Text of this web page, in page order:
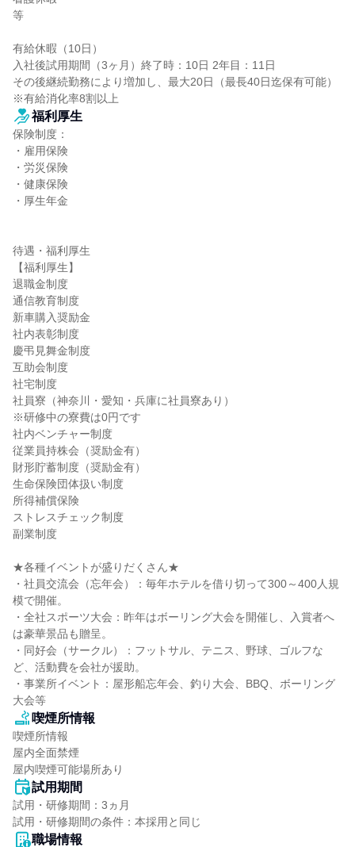
等
有給休暇（10日）
入社後試用期間（3ヶ月）終了時：10日 2年目：11日
その後継続勤務により増加し、最大20日（最長40日迄保有可能）
※有給消化率8割以上
福利厚生
保険制度：
・雇用保険
・労災保険
・健康保険
・厚生年金
待遇・福利厚生
【福利厚生】
退職金制度
通信教育制度
新車購入奨励金
社内表彰制度
慶弔見舞金制度
互助会制度
社宅制度
社員寮（神奈川・愛知・兵庫に社員寮あり）
※研修中の寮費は0円です
社内ベンチャー制度
従業員持株会（奨励金有）
財形貯蓄制度（奨励金有）
生命保険団体扱い制度
所得補償保険
ストレスチェック制度
副業制度
★各種イベントが盛りだくさん★
・社員交流会（忘年会）：毎年ホテルを借り切って300～400人規
模で開催。
・全社スポーツ大会：昨年はボーリング大会を開催し、入賞者へ
は豪華景品も贈呈。
・同好会（サークル）：フットサル、テニス、野球、ゴルフな
ど、活動費を会社が援助。
・事業所イベント：屋形船忘年会、釣り大会、BBQ、ボーリング
大会等
喫煙所情報
喫煙所情報
屋内全面禁煙
屋内喫煙可能場所あり
試用期間
試用・研修期間：3ヵ月
職場情報